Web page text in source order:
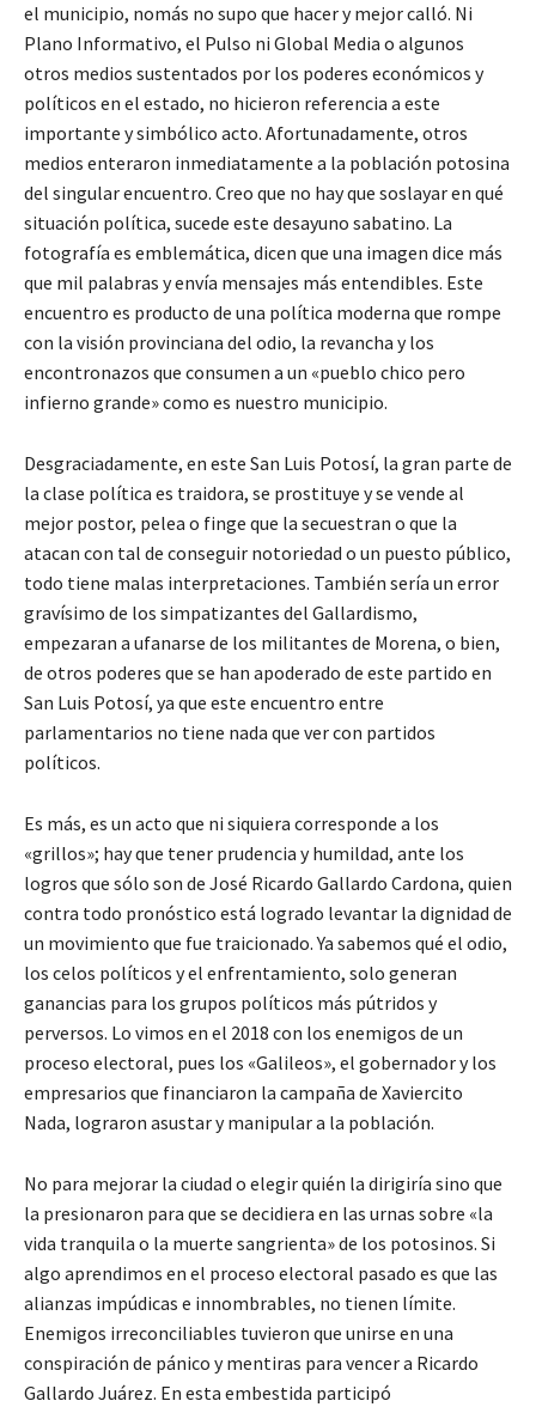
el municipio, nomás no supo que hacer y mejor calló. Ni
Plano Informativo, el Pulso ni Global Media o algunos
otros medios sustentados por los poderes económicos y
políticos en el estado, no hicieron referencia a este
importante y simbólico acto. Afortunadamente, otros
medios enteraron inmediatamente a la población potosina
del singular encuentro. Creo que no hay que soslayar en qué
situación política, sucede este desayuno sabatino. La
fotografía es emblemática, dicen que una imagen dice más
que mil palabras y envía mensajes más entendibles. Este
encuentro es producto de una política moderna que rompe
con la visión provinciana del odio, la revancha y los
encontronazos que consumen a un «pueblo chico pero
infierno grande» como es nuestro municipio.
Desgraciadamente, en este San Luis Potosí, la gran parte de
la clase política es traidora, se prostituye y se vende al
mejor postor, pelea o finge que la secuestran o que la
atacan con tal de conseguir notoriedad o un puesto público,
todo tiene malas interpretaciones. También sería un error
gravísimo de los simpatizantes del Gallardismo,
empezaran a ufanarse de los militantes de Morena, o bien,
de otros poderes que se han apoderado de este partido en
San Luis Potosí, ya que este encuentro entre
parlamentarios no tiene nada que ver con partidos
políticos.
Es más, es un acto que ni siquiera corresponde a los
«grillos»; hay que tener prudencia y humildad, ante los
logros que sólo son de José Ricardo Gallardo Cardona, quien
contra todo pronóstico está logrado levantar la dignidad de
un movimiento que fue traicionado. Ya sabemos qué el odio,
los celos políticos y el enfrentamiento, solo generan
ganancias para los grupos políticos más pútridos y
perversos. Lo vimos en el 2018 con los enemigos de un
proceso electoral, pues los «Galileos», el gobernador y los
empresarios que financiaron la campaña de Xaviercito
Nada, lograron asustar y manipular a la población.
No para mejorar la ciudad o elegir quién la dirigiría sino que
la presionaron para que se decidiera en las urnas sobre «la
vida tranquila o la muerte sangrienta» de los potosinos. Si
algo aprendimos en el proceso electoral pasado es que las
alianzas impúdicas e innombrables, no tienen límite.
Enemigos irreconciliables tuvieron que unirse en una
conspiración de pánico y mentiras para vencer a Ricardo
Gallardo Juárez. En esta embestida participó